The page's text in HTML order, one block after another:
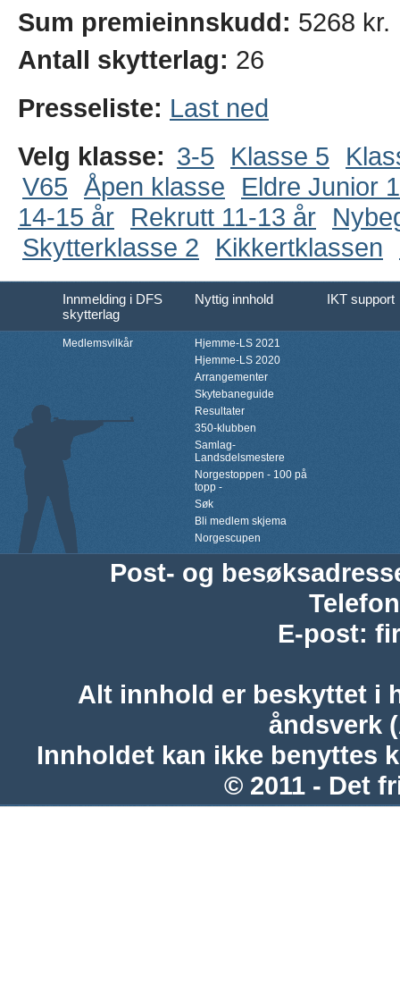
Sum premieinnskudd: 5268 kr.
Antall skytterlag: 26
Presseliste: Last ned
Velg klasse: 3-5 Klasse 5
V65 Åpen klasse
Eldre Junior
14-15 år
Rekrutt 11-13 år
Skytterklasse 2
Kikkertklassen
Innmelding i DFS
skytterlag
Nyttig innhold IKT support
Medlemsvilkår
Hjemme-LS 2021
Hjemme-LS 2020
Arrangementer
Skytebaneguide
Resultater
350-klubben
Samlag-
Landsdelsmestere
Norgestoppen - 100 på
topp -
Søk
Bli medlem skjema
Norgescupen
Post- og
Telefon
E-post:
Alt innhold er beskyttet i
åndsverk
Innholdet kan ikke benyttes
© 2011 - Det